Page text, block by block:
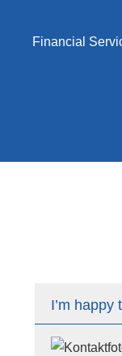
Financial
I’m happy